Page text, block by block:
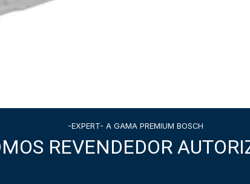
-EXPERT- A GAMA PREMIUM BOSCH
REVENDEDOR